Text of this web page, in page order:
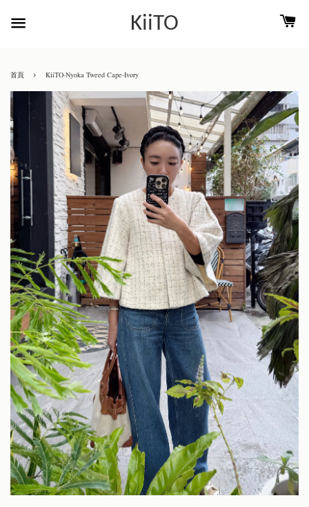
KiiTO
首頁 › KiiTO-Nyoka Tweed Cape-Ivory